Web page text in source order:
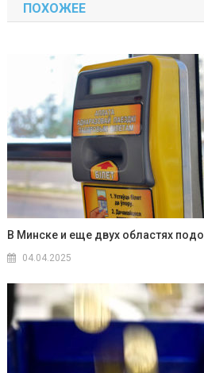
записям
ПОХОЖЕЕ
В Минске и еще двух областях
04.04.2025